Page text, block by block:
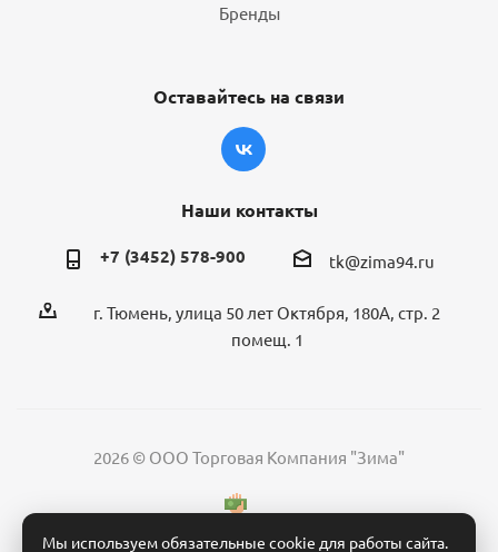
Бренды
Оставайтесь на связи
Наши контакты
+7 (3452) 578-900 tk@zima94.ru
г. Тюмень, улица 50 лет Октября, 180А, стр. 2
помещ. 1
2026 © ООО Торговая Компания "Зима"
Мы используем обязательные cookie для работы сайта.